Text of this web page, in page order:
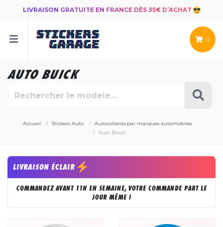
LIVRAISON GRATUITE EN FRANCE DÈS 35€ D’ACHAT
0
AUTO BUICK
Accueil Stickers Auto
Autocollants par marques automobiles
Auto Buick
LIVRAISON ÉCLAIR
COMMANDEZ AVANT 11H EN SEMAINE, VOTRE COMMANDE PART LE
JOUR MÊME !